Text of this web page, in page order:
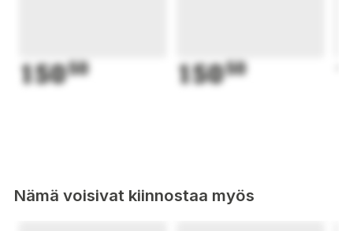
15050 15050
Nämä voisivat kiinnostaa myös